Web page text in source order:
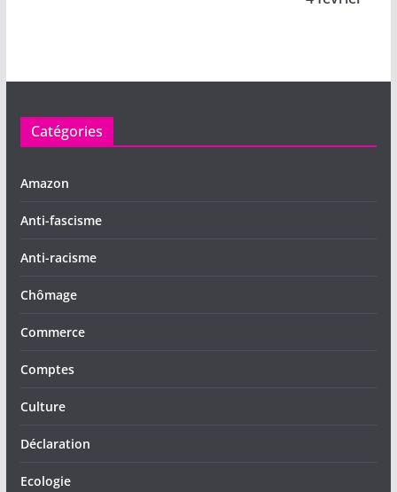
Catégories
Amazon
Anti-fascisme
Anti-racisme
Chômage
Commerce
Comptes
Culture
Déclaration
Ecologie